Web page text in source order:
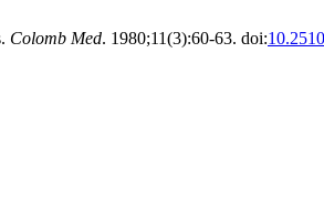
Colomb Med. 1980;11(3):60-63. doi: